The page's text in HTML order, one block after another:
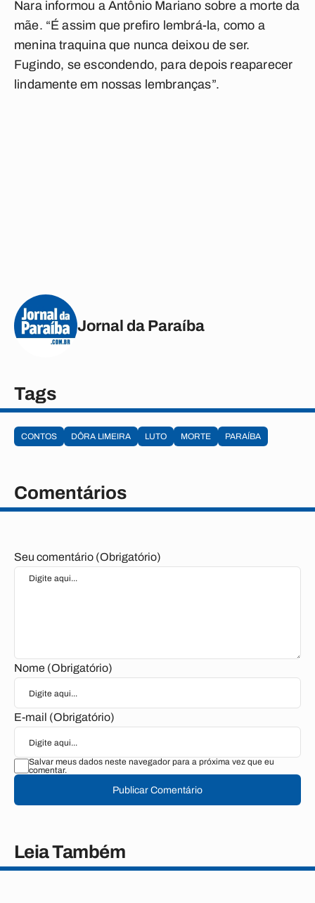
Nara informou a Antônio Mariano sobre a morte da
mãe. “É assim que prefiro lembrá-la, como a
menina traquina que nunca deixou de ser.
Fugindo, se escondendo, para depois reaparecer
lindamente em nossas lembranças”.
Jornal da Paraíba
Tags
CONTOS DÔRA LIMEIRA LUTO MORTE PARAÍBA
Comentários
Seu comentário (Obrigatório)
Nome (Obrigatório)
E-mail (Obrigatório)
Salvar meus dados neste navegador para a próxima vez que eu
comentar.
Publicar Comentário
Leia Também